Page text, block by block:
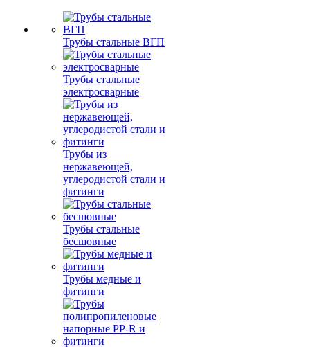
Трубы стальные ВГП
Трубы стальные
электросварные
Трубы из
нержавеющей,
углеродистой стали и
фитинги
Трубы стальные
бесшовные
Трубы медные и
фитинги